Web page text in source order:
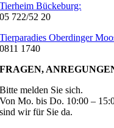
Tierheim Bückeburg:
05 722/52 20
Tierparadies Oberdinger
0811 1740
FRAGEN,
Bitte melden Sie sich.
Von Mo. bis Do. 10:00 –
sind wir für Sie da.